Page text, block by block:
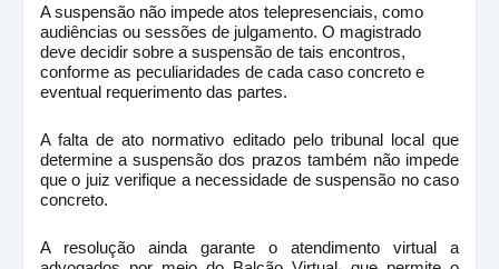
A suspensão não impede atos telepresenciais, como
audiências ou sessões de julgamento. O magistrado
deve decidir sobre a suspensão de tais encontros,
conforme as peculiaridades de cada caso concreto e
eventual requerimento das partes.
A falta de ato normativo editado pelo tribunal local que
determine a suspensão dos prazos também não impede
que o juiz verifique a necessidade de suspensão no caso
concreto.
A resolução ainda garante o atendimento virtual a